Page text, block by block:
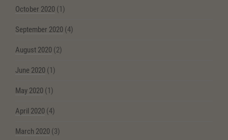
October 2020 (1)
September 2020 (4)
August 2020 (2)
June 2020 (1)
May 2020 (1)
April 2020 (4)
March 2020 (3)